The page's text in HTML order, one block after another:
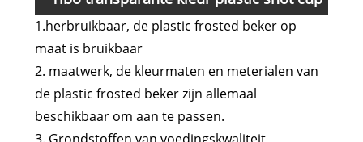
Kenmerk en toepassing
1.herbruikbaar, de plastic frosted beker op
maat is bruikbaar
2. maatwerk, de kleurmaten en meterialen van
de plastic frosted beker zijn allemaal
beschikbaar om aan te passen.